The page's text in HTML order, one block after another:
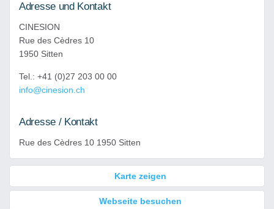
Adresse und Kontakt
CINESION
Rue des Cèdres 10
1950 Sitten
Tel.: +41 (0)27 203 00 00
info@cinesion.ch
Adresse / Kontakt
Rue des Cèdres 10 1950 Sitten
Karte zeigen
Webseite besuchen